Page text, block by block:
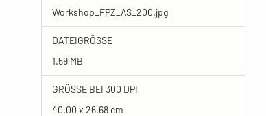
Workshop_FPZ_AS_200.jpg
DATEIGRÖSSE
1.59 MB
GRÖSSE BEI 300 DPI
40.00 x 26.68 cm